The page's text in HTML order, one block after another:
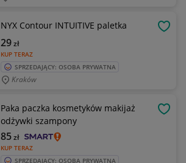
NYX Contour INTUITIVE paletka
KUP TERAZ
29zł
SPRZEDAJĄCY: OSOBA PRYWATNA
Kraków
Paka paczka kosmetyków makijaż
odżywki szampony
KUP TERAZ
85zł
SPRZEDAJĄCY: OSOBA PRYWATNA